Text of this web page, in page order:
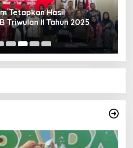
Tetapkan Hasil
Triwulan II Tahun 2025